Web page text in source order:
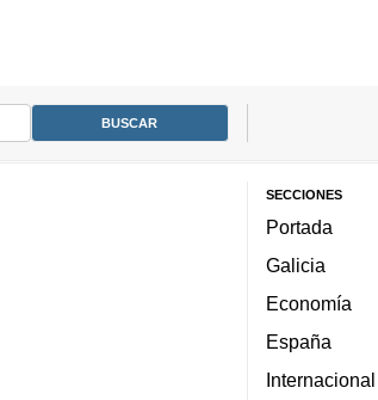
SECCIONES
Portada
Galicia
Economía
España
Internacional